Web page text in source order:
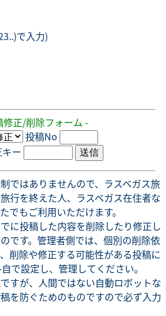
で入力)
修正/削除フォーム -
投稿No
ー
ではありませんので、ラスベガス旅
行を終えた人、ラスベガス在住者な
でもご利用いただけます。
に投稿した内容を削除したり修正し
です。管理者側では、個別の削除依
削除や修正する可能性がある投稿に
で設定し、管理してください。
すが、人間ではない自動ロボットな
を防ぐためのものですので必ず入力